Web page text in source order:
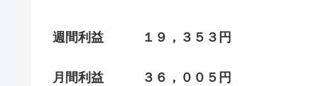
週間利益 １９，３５３円
月間利益 ３６，００５円